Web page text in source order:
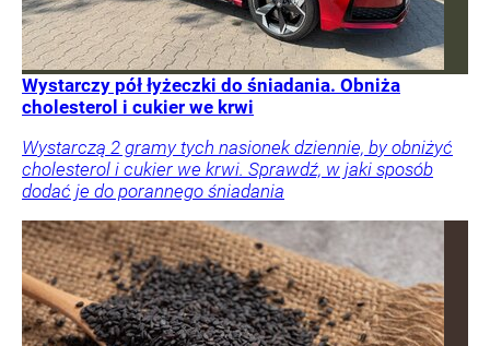
Wystarczy pół łyżeczki do śniadania. Obniża
cholesterol i cukier we krwi
Wystarczą 2 gramy tych nasionek dziennie, by obniżyć
cholesterol i cukier we krwi. Sprawdź, w jaki sposób
dodać je do porannego śniadania